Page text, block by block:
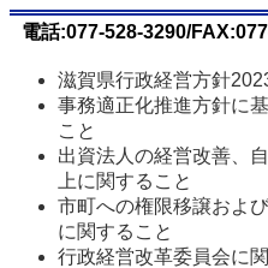
電話:077-528-3290/
滋賀県行政経営方針
事務適正化推進方針に
こと
出資法人の経営改善、
上に関すること
市町への権限移譲およ
に関すること
行政経営改革委員会に